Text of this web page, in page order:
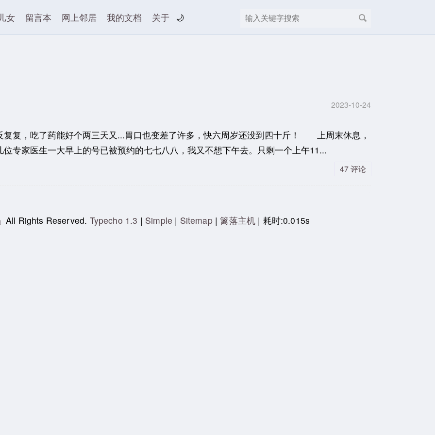
女 留言本 网上邻居 我的文档 关于 🌙
2023-10-24
，吃了药能好个两三天又...胃口也变差了许多，快六周岁还没到四十斤！ 上周末休息，
专家医生一大早上的号已被预约的七七八八，我又不想下午去。只剩一个上午11...
47 评论
All Rights Reserved. Typecho 1.3 | Simple | Sitemap |篱落主机 | 耗时:0.015s